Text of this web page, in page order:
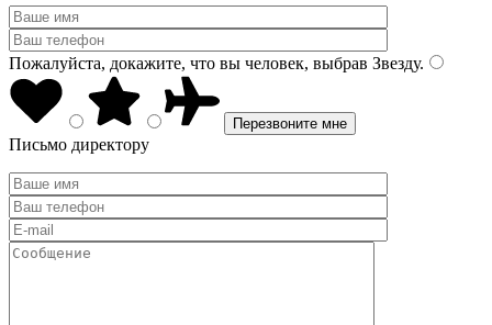
Пожалуйста, докажите, что вы человек, выбрав Звезду.
Письмо директору